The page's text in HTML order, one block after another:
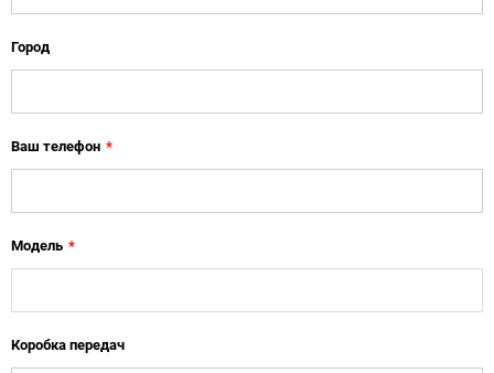
Город
Ваш телефон *
Модель *
Коробка передач